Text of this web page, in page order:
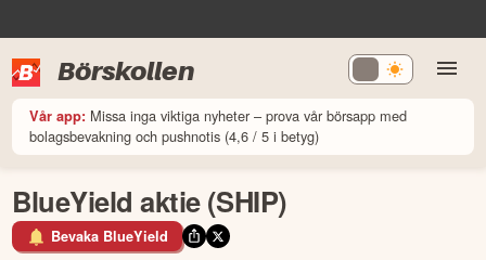
Börskollen
Vår app: Missa inga viktiga nyheter – prova vår börsapp med
bolagsbevakning och pushnotis (4,6 / 5 i betyg)
BlueYield aktie (SHIP)
Bevaka BlueYield